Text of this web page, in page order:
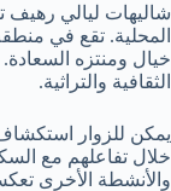
شاليهات ليالي رهيف
المحلية. تقع في
خيال ومنتزه
الثقافية والتراثية.
يمكن للزوار استكشاف
خلال تفاعلهم مع
والأنشطة الأخرى